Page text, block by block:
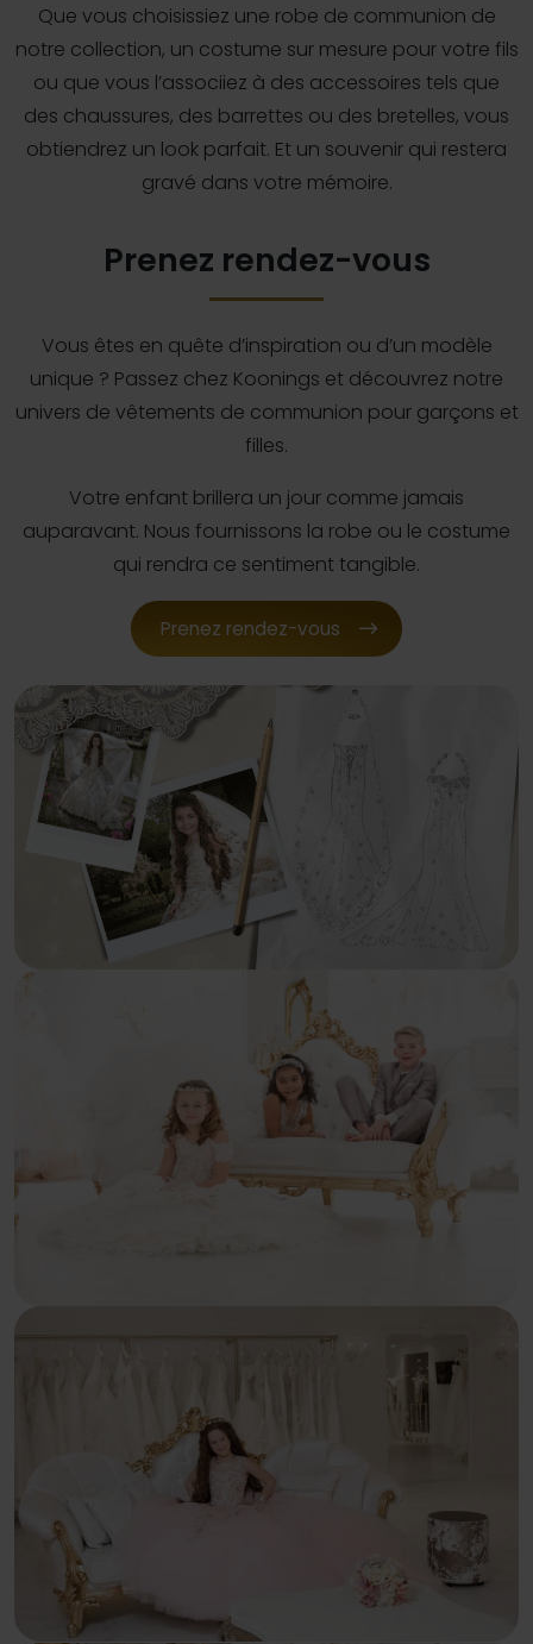
Que vous choisissiez une robe de communion de
notre collection, un costume sur mesure pour votre fils
ou que vous l’associiez à des accessoires tels que
des chaussures, des barrettes ou des bretelles, vous
obtiendrez un look parfait. Et un souvenir qui restera
gravé dans votre mémoire.
Prenez rendez-vous
Vous êtes en quête d’inspiration ou d’un modèle
unique ? Passez chez Koonings et découvrez notre
univers de vêtements de communion pour garçons et
filles.
Votre enfant brillera un jour comme jamais
auparavant. Nous fournissons la robe ou le costume
qui rendra ce sentiment tangible.
Prenez rendez-vous